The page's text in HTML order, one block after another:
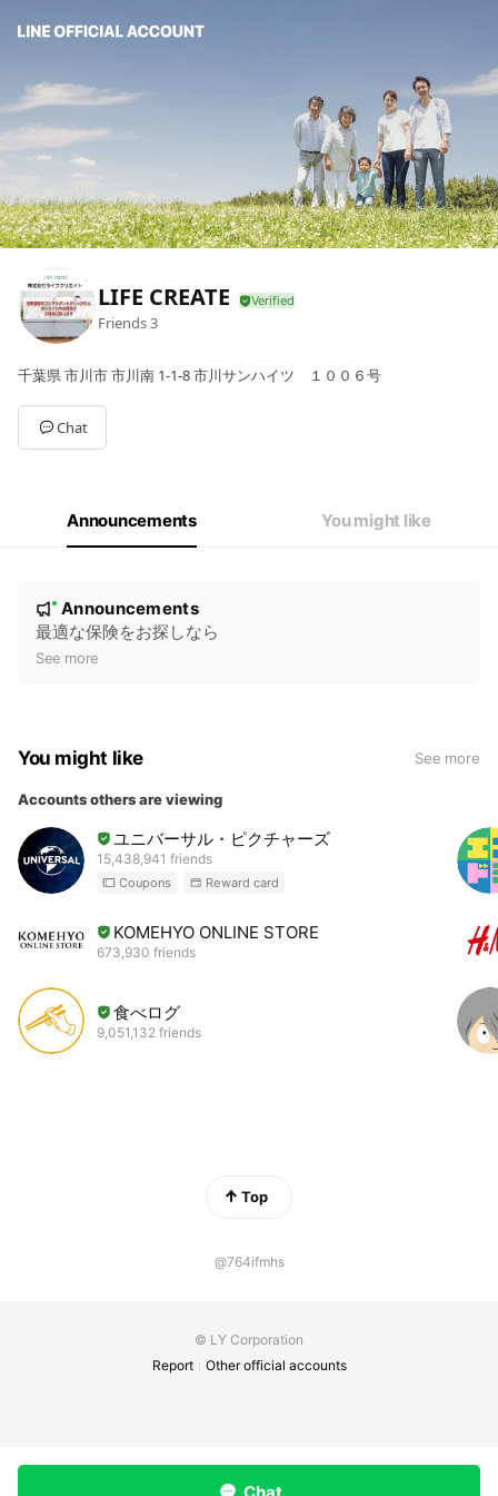
LIFE CREATE
Friends3
千葉県 市川市 市川南 1-1-8 市川サンハイツ １００６号
Chat
Announcements You might like
e
New
Announcements
最適な保険をお探しなら
See more
You might like See more
Accounts others are viewing
ユニバーサル・ピクチャーズ
15,438,941 friends
Coupons Reward card
KOMEHYO ONLINE STORE
673,930 friends
食べログ
9,051,132 friends
Top
@764ifmhs
© LY Corporation
Report
Other official accounts
Chat